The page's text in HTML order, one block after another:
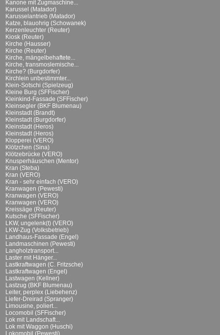
Kanone mit Zugmaschine...
Karussel (Matador)
Karusselantrieb (Matador)
Katze, blauohrig (Schowanek)
Kerzenleuchter (Reuter)
Kiosk (Reuter)
Kirche (Hausser)
Kirche (Reuter)
Kirche, mängelbehaftete...
Kirche, transmoslemische...
Kirche? (Burgdorfer)
Kirchlein unbestimmter...
Klein-Sotschi (Spielzeug)
Kleine Burg (SFFischer)
Kleinkind-Fassade (SFFischer)
Kleinsegler (BKF Blumenau)
Kleinstadt (Brandt)
Kleinstadt (Burgdorfer)
Kleinstadt (Heros)
Kleinstadt (Heros)
Klopperei (VERO)
Klötzchen (Sina)
Klötzebrücke (VERO)
Knusperhäuschen (Mentor)
Kran (Steba)
Kran (VERO)
Kran - sehr einfach (VERO)
Kranwagen (Pewesti)
Kranwagen (VERO)
Kranwagen (VERO)
Kreissäge (Reuter)
Kutsche (SFFischer)
LKW, ungelenk(t) (VERO)
LKW-Zug (Volksbetrieb)
Landhaus-Fassade (Engel)
Landmaschinen (Pewesti)
Langholztransport...
Laster mit Hänger...
Lastkraftwagen (C. Fritzsche)
Lastkraftwagen (Engel)
Lastwagen (Kellner)
Lastzug (BKF Blumenau)
Leiter, perplex (Liebehenz)
Liefer-Dreirad (Spranger)
Limousine, poliert...
Locomobil (SFFischer)
Lok mit Landschaft...
Lok mit Waggon (Huschi)
Lokomobil (Pewesti)